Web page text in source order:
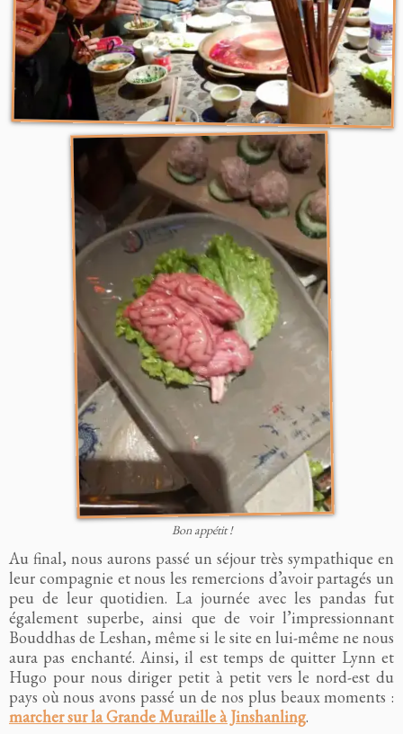
Bon appétit !
Au final, nous aurons passé un séjour très sympathique en
leur compagnie et nous les remercions d’avoir partagés un
peu de leur quotidien. La journée avec les pandas fut
également superbe, ainsi que de voir l’impressionnant
Bouddhas de Leshan, même si le site en lui-même ne nous
aura pas enchanté. Ainsi, il est temps de quitter Lynn et
Hugo pour nous diriger petit à petit vers le nord-est du
pays où nous avons passé un de nos plus beaux moments :
marcher sur la Grande Muraille à Jinshanling.